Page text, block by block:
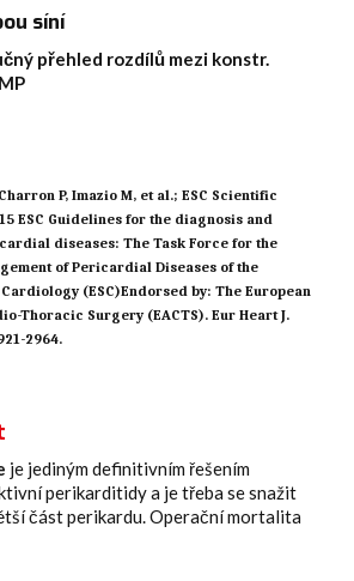
síní
přehled rozdílů mezi konstr.
P, Imazio M, et al.; ESC Scientific
ESC Guidelines for the diagnosis and
diseases: The Task Force for the
of Pericardial Diseases of the
(ESC)Endorsed by: The European
Thoracic Surgery (EACTS). Eur Heart J.
2964.
je jediným definitivním řešením
perikarditidy a je třeba se snažit
část perikardu. Operační mortalita